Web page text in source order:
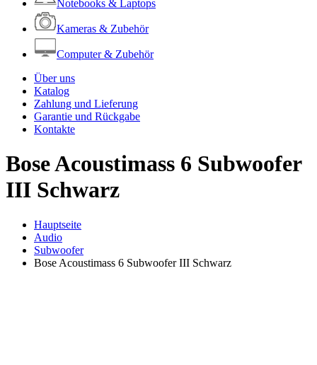
Notebooks & Laptops
Kameras & Zubehör
Computer & Zubehör
Über uns
Katalog
Zahlung und Lieferung
Garantie und Rückgabe
Kontakte
Bose Acoustimass 6 Subwoofer
III Schwarz
Hauptseite
Audio
Subwoofer
Bose Acoustimass 6 Subwoofer III Schwarz